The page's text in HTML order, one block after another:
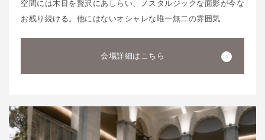
空間には木目を贅沢にあしらい、ノスタルジックな面影が今な
お残り続ける。他にはないオシャレな唯一無二の雰囲気
会場詳細はこちら